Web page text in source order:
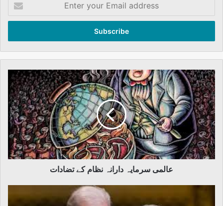
your
Email
عالمی
سرمایہ
دارانہ
نظام
کے
تضادات
عالمی سرمایہ دارانہ نظام کے تضادات
کے